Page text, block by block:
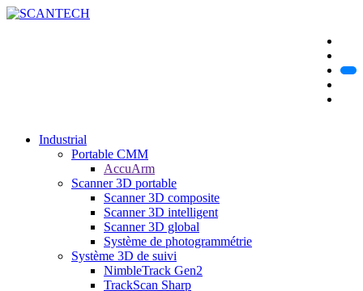
Industrial
Portable CMM
AccuArm
Scanner 3D portable
Scanner 3D composite
Scanner 3D intelligent
Scanner 3D global
Système de photogrammétrie
Système 3D de suivi
NimbleTrack Gen2
TrackScan Sharp